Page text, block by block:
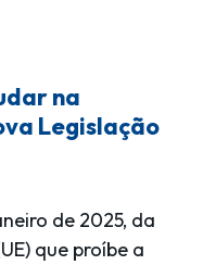
na
Legislação
de 2025, da
que proíbe a